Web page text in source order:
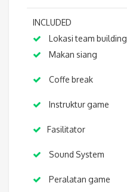
INCLUDED
Lokasi team building
Makan siang
Coffe break
Instruktur game
Fasilitator
Sound System
Peralatan game